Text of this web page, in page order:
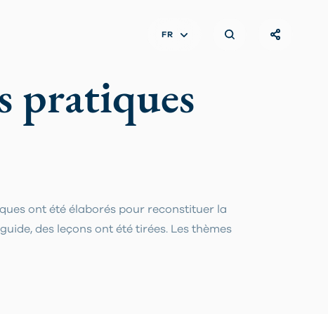
FR
pratiques
ont été élaborés pour reconstituer la
des leçons ont été tirées. Les thèmes